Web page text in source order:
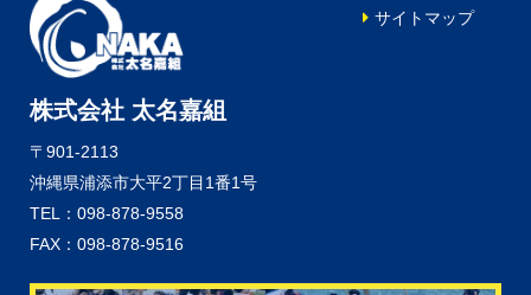
株式会社 太名嘉組
〒901-2113
沖縄県浦添市大平2丁目1番1号
TEL：098-878-9558
FAX：098-878-9516
サイトマップ